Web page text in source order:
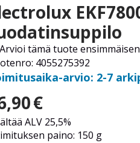
4055275392
Arvioi tämä tuote
arvio: 2-7
€
ALV 25,5%
paino: 150 g